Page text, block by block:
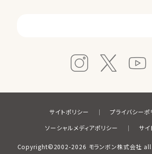
Copyright©2002-2026 モランボン株式会社
サイトポリシー
プライバシーポ
ソーシャルメディアポリシー
サイ